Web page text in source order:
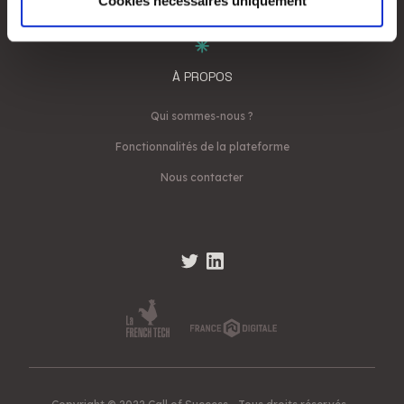
notre site avec nos partenaires de médias sociaux, de
publicité et d'analyse, qui peuvent combiner celles-ci
ou qu'ils ont collectées lors de votre utilisation de leurs
À PROPOS
Qui sommes-nous ?
Fonctionnalités de la plateforme
Nous contacter